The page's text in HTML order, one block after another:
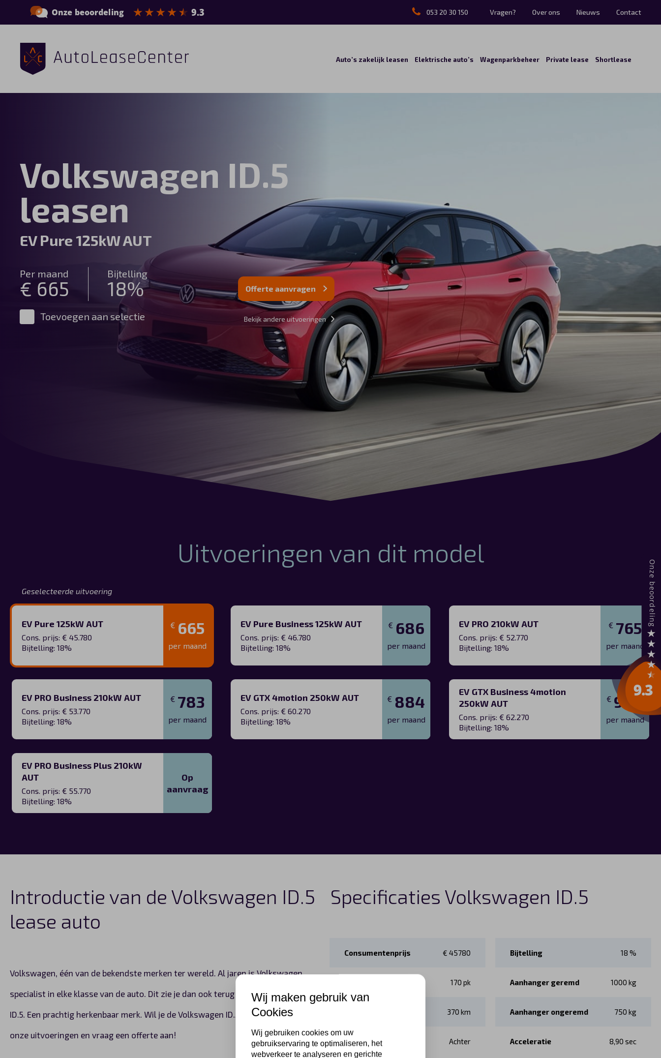
053 20 30 150 Vragen? Over ons Nieuws Contact
Auto’s zakelijk leasen Elektrische auto’s Wagenparkbeheer Private lease Shortlease
Volkswagen ID.5
leasen
EV Pure 125kW AUT
Per maand
€ 665
Bijtelling
18% Offerte aanvragen
Toevoegen aan selectie Bekijk andere uitvoeringen
Uitvoeringen van dit model
Geselecteerde uitvoering
EV Pure 125kW AUT
Cons. prijs: € 45.780
Bijtelling: 18%
€ 665
per maand
EV Pure Business 125kW AUT
Cons. prijs: € 46.780
Bijtelling: 18%
€ 686
per maand
EV PRO 210kW AUT
Cons. prijs: € 52.770
Bijtelling: 18%
€ 765
per maand
EV PRO Business 210kW AUT
Cons. prijs: € 53.770
Bijtelling: 18%
€ 783
per maand
EV GTX 4motion 250kW AUT
Cons. prijs: € 60.270
Bijtelling: 18%
€ 884
per maand
EV GTX Business 4motion
250kW AUT
Cons. prijs: € 62.270
Bijtelling: 18%
€ 900
per maand
EV PRO Business Plus 210kW
AUT
Cons. prijs: € 55.770
Bijtelling: 18%
Op
aanvraag
Introductie van de Volkswagen ID.5
lease auto
Volkswagen, één van de bekendste merken ter wereld. Al jaren is Volkswagen
specialist in elke klasse van de auto. Dit zie je dan ook terug de Volkswagen
ID.5. Een prachtig herkenbaar merk. Wil je de Volkswagen ID.5 leasen? Bekijk
onze uitvoeringen en vraag een offerte aan!
Specificaties Volkswagen ID.5
Consumentenprijs € 45780 Bijtelling 18 %
170 pk Aanhanger geremd 1000 kg
370 km Aanhanger ongeremd 750 kg
Aandrijving Achter Acceleratie 8,90 sec
Private lease
Shortlease
Vragen?
Over ons
Wij maken gebruik van
Cookies
Wij gebruiken cookies om uw
gebruikservaring te optimaliseren, het
webverkeer te analyseren en gerichte